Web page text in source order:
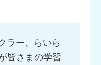
ラー、らいら
皆さまの学習